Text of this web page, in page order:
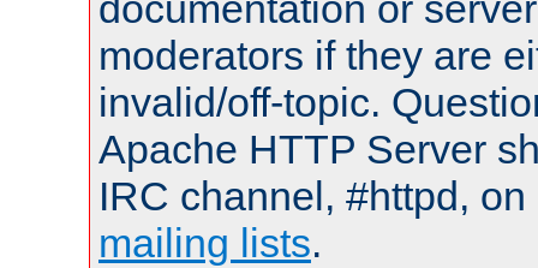
moderators if they are
invalid/off-topic.
Apache HTTP Server
IRC channel, #httpd,
mailing lists.